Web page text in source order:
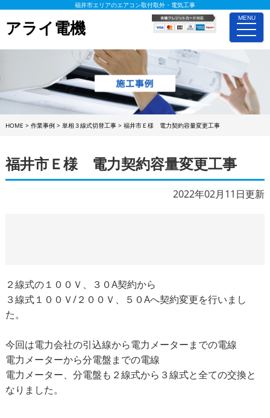
MENU
toggle
福井市エリアのエアコン取付取外・電気工事
アライ電機
HOME > 作業事例> 単相３線式切替工事> 福井市Ｅ様 電力契約容量変更工事
福井市Ｅ様 電力契約容量変更工事
2022年02月11日更新
２線式の１００Ｖ、３０A契約から
３線式１００Ｖ/２００Ｖ、５０Aへ契約変更を行いまし
た。
今回は電力会社の引込線から電力メーターまでの電線
電力メーターから分電盤までの電線
電力メーター、分電盤も２線式から３線式と全ての交換と
なりました。